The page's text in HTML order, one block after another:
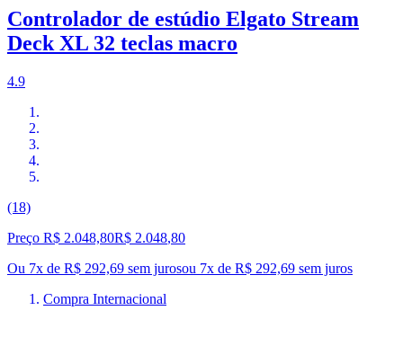
Controlador de estúdio Elgato Stream
Deck XL 32 teclas macro
4.9
(18)
Preço R$ 2.048,80R$ 2.048,80
Ou 7x de R$ 292,69 sem jurosou 7x de R$ 292,69 sem juros
Compra Internacional